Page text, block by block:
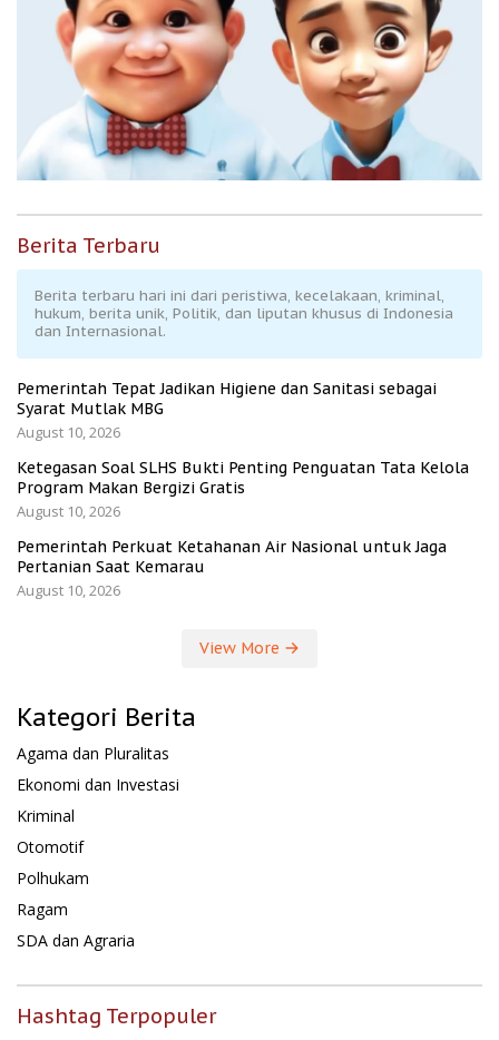
Berita Terbaru
Berita terbaru hari ini dari peristiwa, kecelakaan, kriminal,
hukum, berita unik, Politik, dan liputan khusus di Indonesia
dan Internasional.
Pemerintah Tepat Jadikan Higiene dan Sanitasi sebagai
Syarat Mutlak MBG
August 10, 2026
Ketegasan Soal SLHS Bukti Penting Penguatan Tata Kelola
Program Makan Bergizi Gratis
August 10, 2026
Pemerintah Perkuat Ketahanan Air Nasional untuk Jaga
Pertanian Saat Kemarau
August 10, 2026
View More
Kategori Berita
Agama dan Pluralitas
Ekonomi dan Investasi
Kriminal
Otomotif
Polhukam
Ragam
SDA dan Agraria
Hashtag Terpopuler